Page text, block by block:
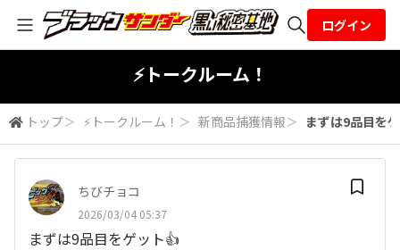
ログイン
⚡トークルーム！
トップ＞ ⚡トークルーム！ ＞ 新商品捕獲情報＞ まずは9品目を
ちびチョコ
2026/03/04 05:37
まずは9品目をゲット👍